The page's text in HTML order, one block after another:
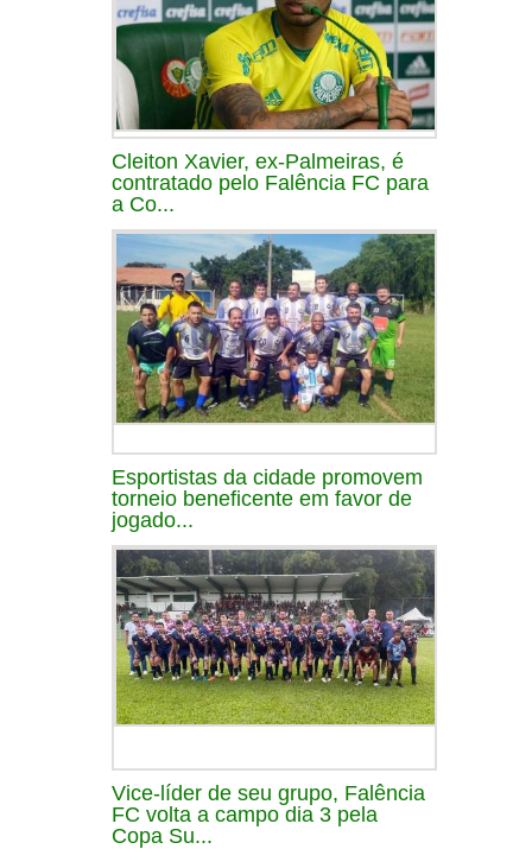
Cleiton Xavier, ex-Palmeiras, é
contratado pelo Falência FC para
a Co...
Esportistas da cidade promovem
torneio beneficente em favor de
jogado...
Vice-líder de seu grupo, Falência
FC volta a campo dia 3 pela
Copa Su...